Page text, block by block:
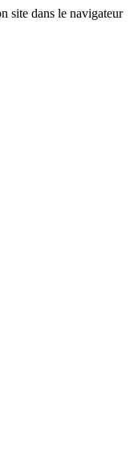
site dans le navigateur